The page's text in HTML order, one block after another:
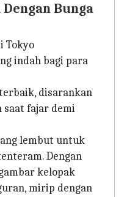
Bunga
Tokyo
indah bagi para
disarankan
saat fajar demi
lembut untuk
Dengan
kelopak
mirip dengan